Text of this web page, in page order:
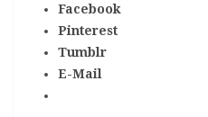
Facebook
Pinterest
Tumblr
E-Mail